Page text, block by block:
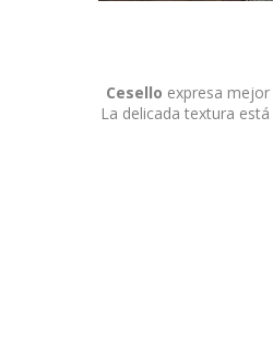
Cesello expresa
La delicada textura